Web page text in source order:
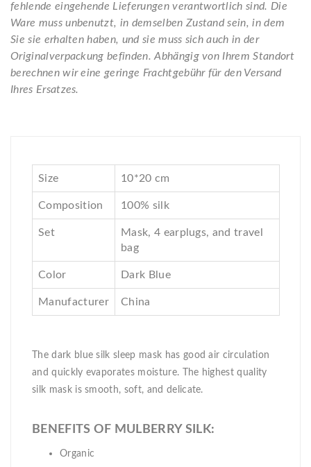
fehlende eingehende Lieferungen verantwortlich sind. Die
Ware muss unbenutzt, in demselben Zustand sein, in dem
Sie sie erhalten haben, und sie muss sich auch in der
Originalverpackung befinden. Abhängig von Ihrem Standort
berechnen wir eine geringe Frachtgebühr für den Versand
Ihres Ersatzes.
Size 10*20 cm
Composition 100% silk
Set
Mask, 4 earplugs, and travel
bag
Color Dark Blue
Manufacturer China
The dark blue silk sleep mask has good air circulation
and quickly evaporates moisture. The highest quality
silk mask is smooth, soft, and delicate.
BENEFITS OF MULBERRY SILK:
Organic